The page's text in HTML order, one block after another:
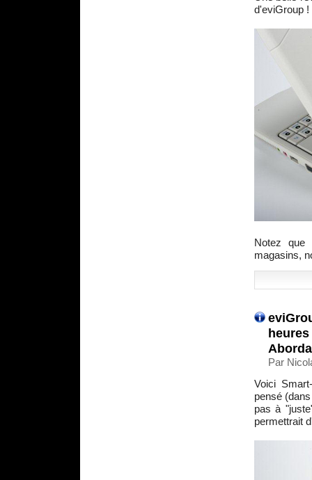
d'eviGroup !
Notez que
magasins,
Par
Voici
pensé
pas à
permettrait